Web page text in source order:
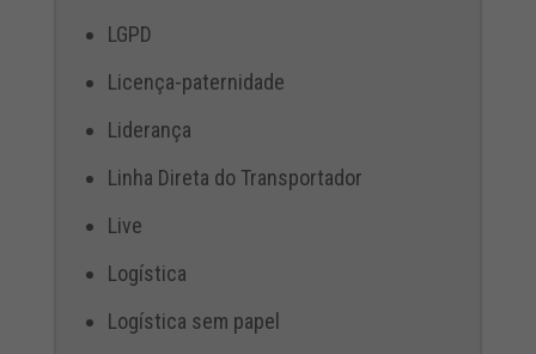
LGPD
Licença-paternidade
Liderança
Linha Direta do Transportador
Live
Logística
Logística sem papel